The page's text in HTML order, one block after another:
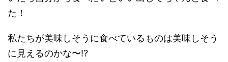
た！
私たちが美味しそうに食べているものは美味しそう
に見えるのかな〜!?